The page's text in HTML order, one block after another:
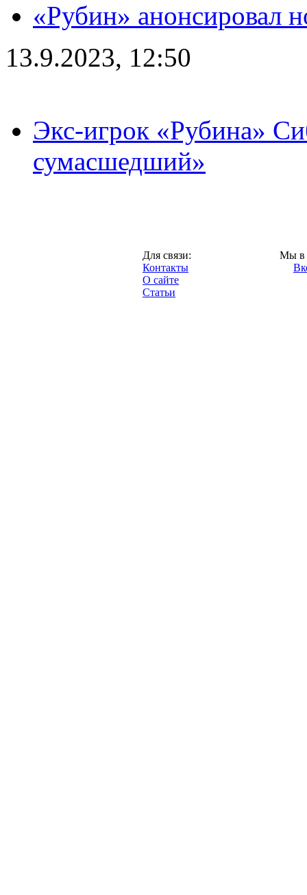
«Рубин» анонсировал
13.9.2023, 12:50
Экс-игрок «Рубина»
сумасшедший»
Для связи:
Контакты
О сайте
Статьи
Мы в